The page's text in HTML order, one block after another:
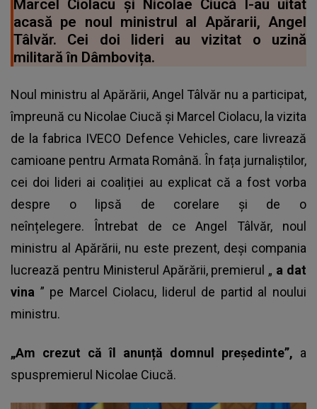
Marcel Ciolacu și Nicolae Ciucă l-au uitat
acasă pe noul ministrul al Apărarii, Angel
Tâlvăr. Cei doi lideri au vizitat o uzină
militară în Dâmbovița.
Noul ministru al Apărării, Angel Tâlvăr nu a participat,
împreună cu Nicolae Ciucă și Marcel Ciolacu, la vizita
de la fabrica IVECO Defence Vehicles, care livrează
camioane pentru Armata Română. În fața jurnaliștilor,
cei doi lideri ai coaliției au explicat că a fost vorba
despre o lipsă de corelare și de o
neînțelegere. Întrebat de ce Angel Tâlvăr, noul
ministru al Apărării, nu este prezent, deși compania
lucrează pentru Ministerul Apărării, premierul „ a dat
vina ” pe Marcel Ciolacu, liderul de partid al noului
ministru.
„Am crezut că îl anunță domnul președinte”, a
spuspremierul Nicolae Ciucă.